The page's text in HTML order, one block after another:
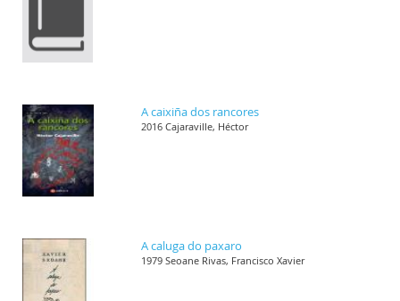
A caixiña dos rancores
2016 Cajaraville, Héctor
A caluga do paxaro
1979 Seoane Rivas, Francisco Xavier